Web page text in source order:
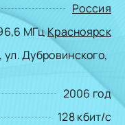
Россия
МГцКрасноярск
Дубровинского,
2006 год
128 кбит/с